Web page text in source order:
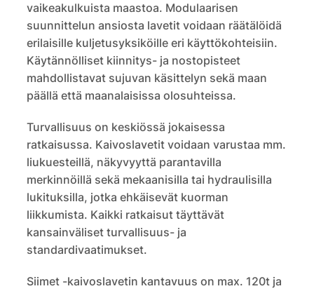
vaikeakulkuista maastoa. Modulaarisen
suunnittelun ansiosta lavetit voidaan räätälöidä
erilaisille kuljetusyksiköille eri käyttökohteisiin.
Käytännölliset kiinnitys- ja nostopisteet
mahdollistavat sujuvan käsittelyn sekä maan
päällä että maanalaisissa olosuhteissa.
Turvallisuus on keskiössä jokaisessa
ratkaisussa. Kaivoslavetit voidaan varustaa mm.
liukuesteillä, näkyvyyttä parantavilla
merkinnöillä sekä mekaanisilla tai hydraulisilla
lukituksilla, jotka ehkäisevät kuorman
liikkumista. Kaikki ratkaisut täyttävät
kansainväliset turvallisuus- ja
standardivaatimukset.
Siimet -kaivoslavetin kantavuus on max. 120t ja